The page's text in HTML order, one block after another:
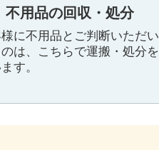
不用品の回収・処分
に不用品とご判断いただい
は、こちらで運搬・処分を
す。